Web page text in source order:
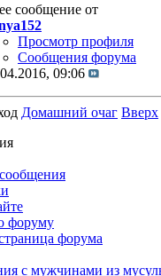
сообщение от
Просмотр профиля
Сообщения форума
09:06
Домашний очаг Вверх
форуму
форума
с мужчинами из